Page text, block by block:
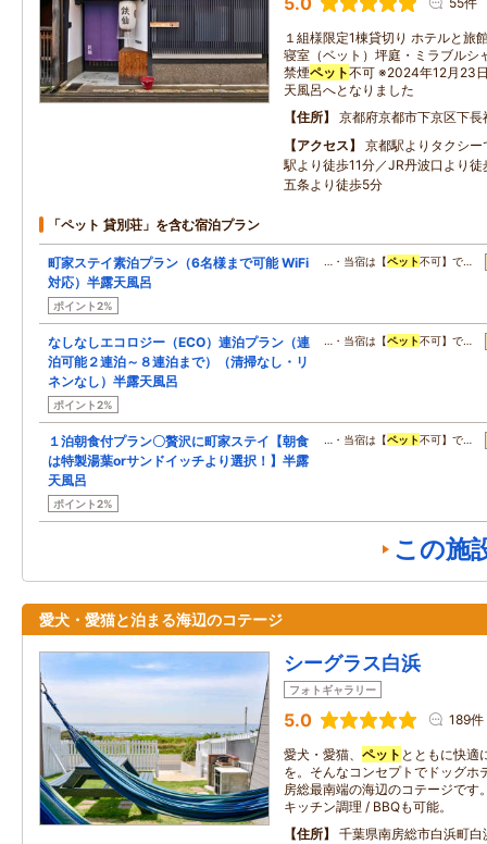
１組様限定1棟貸切り ホテルと旅
寝室（ベット）坪庭・ミラブルシ
禁煙ペット不可 ※2024年12月23
天風呂へとなりました
住所
京都府京都市下京区下長
アクセス
京都駅よりタクシ
駅より徒歩11分／JR丹波口より
五条より徒歩5分
「ペット 貸別荘」を含む宿泊プラン
町家ステイ素泊プラン（6名様まで可能 WiFi
対応）半露天風呂
ポイント2%
…・当宿は【ペット不可】で…
なしなしエコロジー（ECO）連泊プラン（連
泊可能２連泊～８連泊まで）（清掃なし・リ
ネンなし）半露天風呂
ポイント2%
…・当宿は【ペット不可】で…
１泊朝食付プラン〇贅沢に町家ステイ【朝食
は特製湯葉orサンドイッチより選択！】半露
天風呂
ポイント2%
…・当宿は【ペット不可】で…
この施
愛犬・愛猫と泊まる海辺のコテージ
シーグラス白浜
フォトギャラリー
5.0 189件
愛犬・愛猫、 ペット とともに快適
を。そんなコンセプトでドッグホ
房総最南端の海辺のコテージです
キッチン調理 / BBQも可能。
住所
千葉県南房総市白浜町白